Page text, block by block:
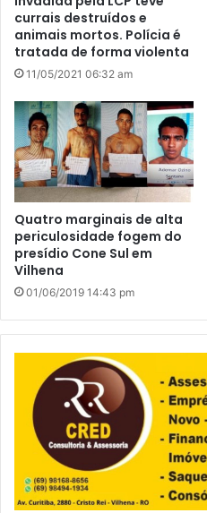
currais destruídos e
animais mortos. Polícia é
tratada de forma violenta
11/05/2021 06:32 am
Quatro marginais de alta
periculosidade fogem do
presídio Cone Sul em
Vilhena
01/06/2019 14:43 pm